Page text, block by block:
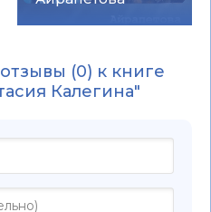
(0) к книге
Калегина"